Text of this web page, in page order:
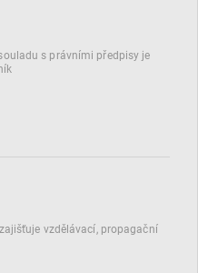
s právními předpisy je
vzdělávací, propagační